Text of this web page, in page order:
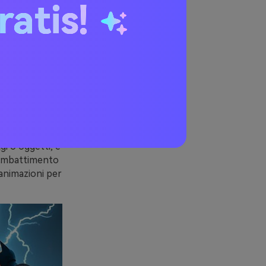
o oggetti, e
per